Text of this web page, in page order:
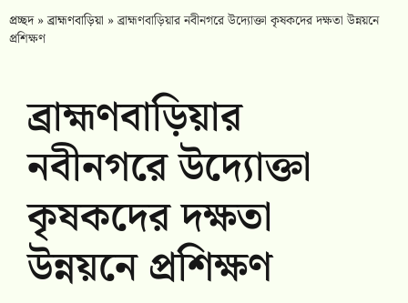
প্রচ্ছদ»ব্রাহ্মণবাড়িয়া »ব্রাহ্মণবাড়িয়ার নবীনগরে উদ্যোক্তা কৃষকদের দক্ষতা উন্নয়নে
প্রশিক্ষণ
ব্রাহ্মণবাড়িয়ার
নবীনগরে উদ্যোক্তা
কৃষকদের দক্ষতা
উন্নয়নে প্রশিক্ষণ